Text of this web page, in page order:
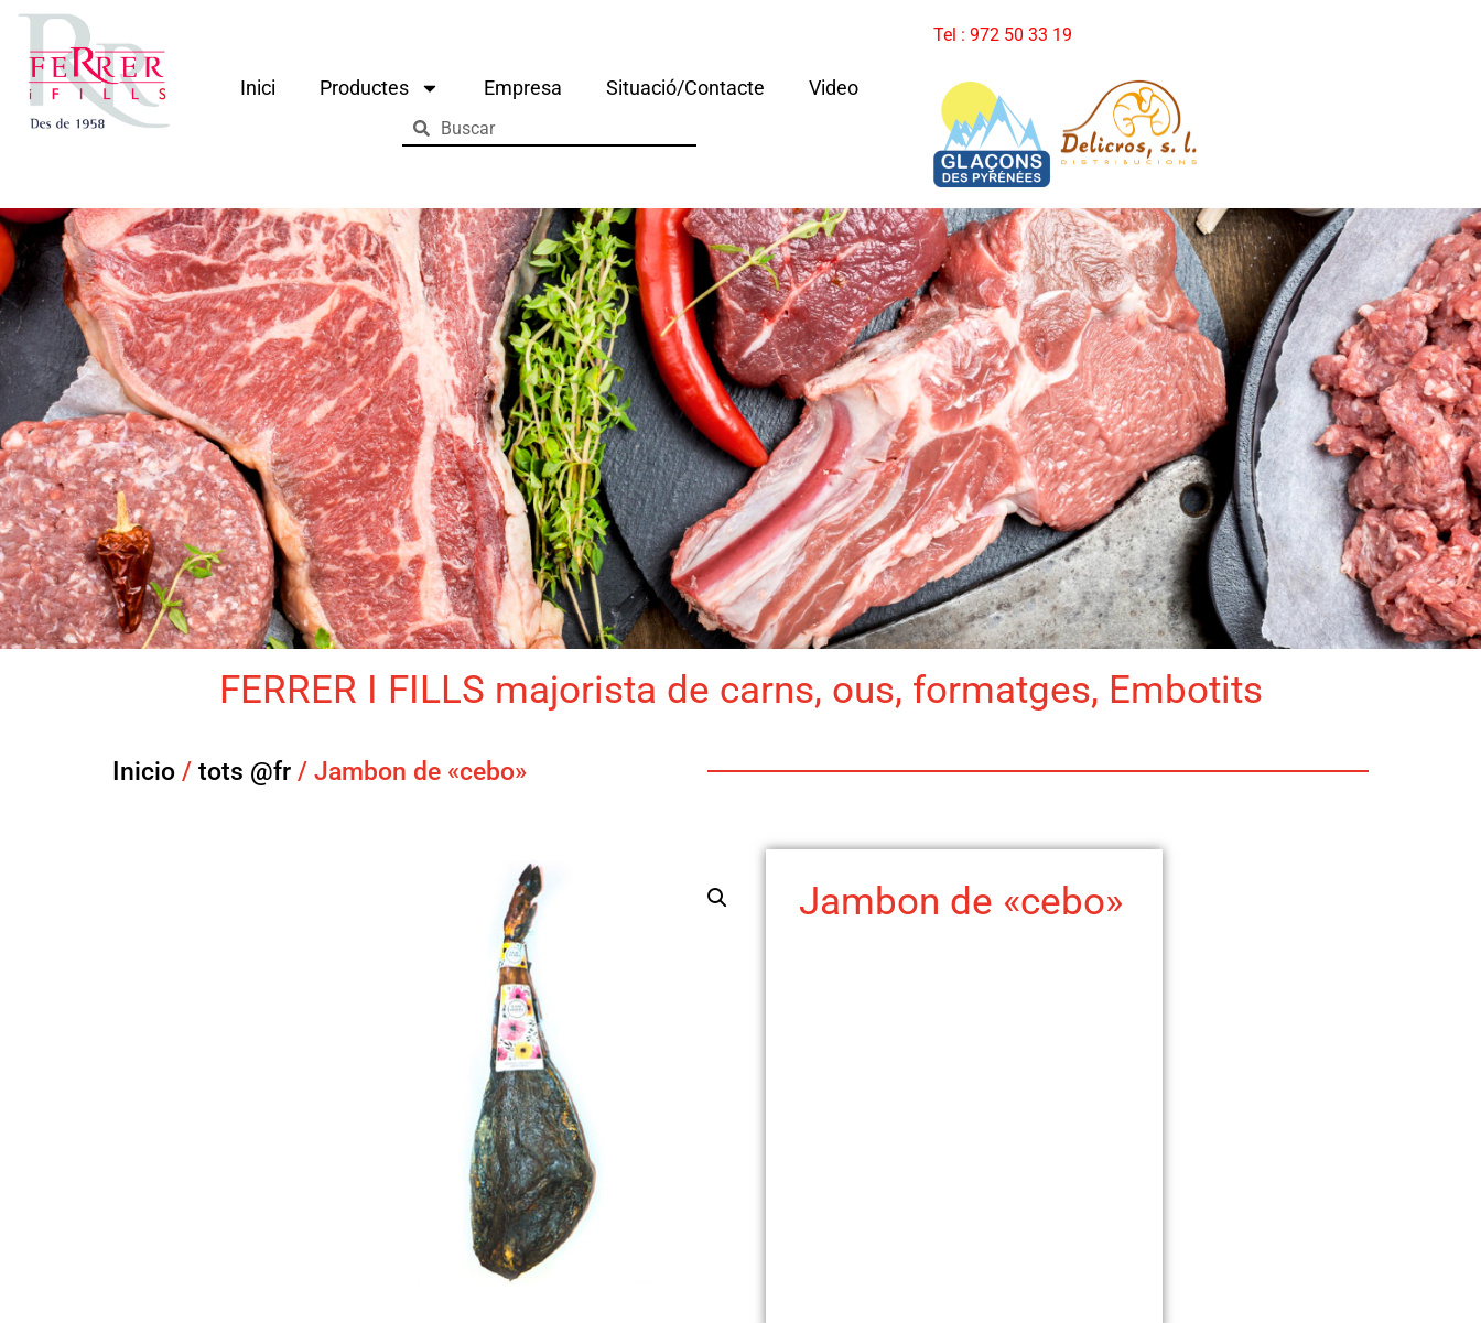
Inici Productes Empresa Situació/Contacte Video
Tel : 972 50 33 19
FERRER I FILLS majorista de carns, ous, formatges, Embotits
Inicio / tots @fr / Jambon de «cebo»
Jambon de «cebo»